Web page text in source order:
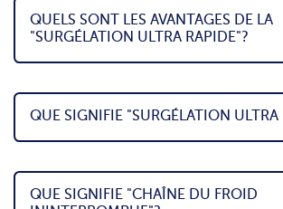
QUELS SONT LES AVANTAGES DE LA
"SURGÉLATION ULTRA RAPIDE"?
QUE SIGNIFIE "SURGÉLATION ULTRA
QUE SIGNIFIE "CHAÎNE DU FROID